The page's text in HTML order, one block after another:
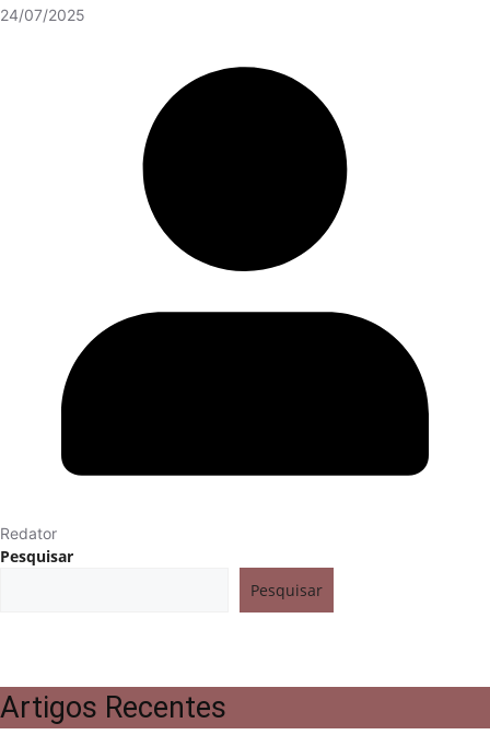
24/07/2025
Redator
Pesquisar
Pesquisar
Artigos Recentes